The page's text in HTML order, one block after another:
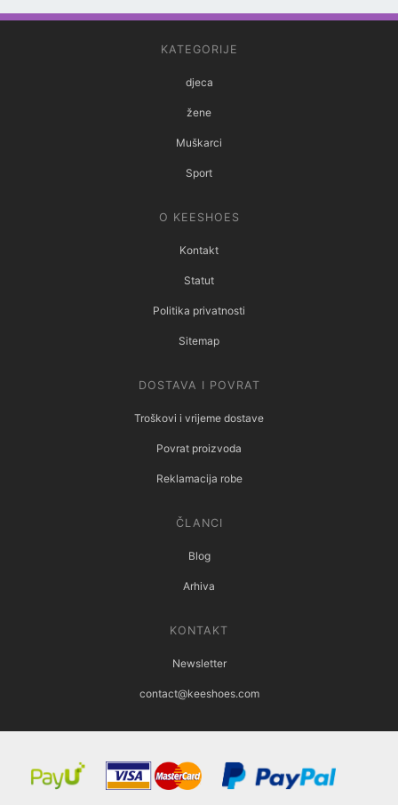
KATEGORIJE
djeca
žene
Muškarci
Sport
O KEESHOES
Kontakt
Statut
Politika privatnosti
Sitemap
DOSTAVA I POVRAT
Troškovi i vrijeme dostave
Povrat proizvoda
Reklamacija robe
ČLANCI
Blog
Arhiva
KONTAKT
Newsletter
contact@keeshoes.com